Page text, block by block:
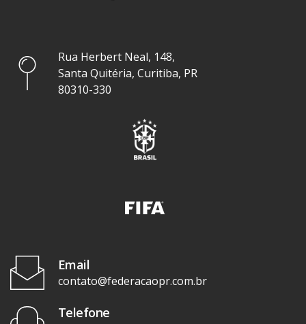
Rua Herbert Neal, 148,
Santa Quitéria, Curitiba, PR
80310-330
Email
contato@federacaopr.com.br
Telefone